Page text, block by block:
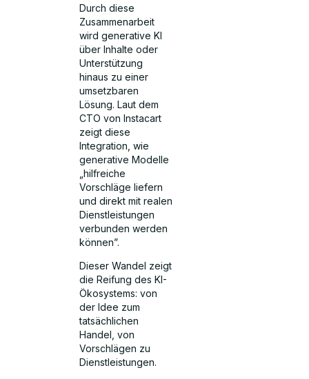
Durch diese
Zusammenarbeit
wird generative KI
über Inhalte oder
Unterstützung
hinaus zu einer
umsetzbaren
Lösung. Laut dem
CTO von Instacart
zeigt diese
Integration, wie
generative Modelle
„hilfreiche
Vorschläge liefern
und direkt mit realen
Dienstleistungen
verbunden werden
können”.
Dieser Wandel zeigt
die Reifung des KI-
Ökosystems: von
der Idee zum
tatsächlichen
Handel, von
Vorschlägen zu
Dienstleistungen.